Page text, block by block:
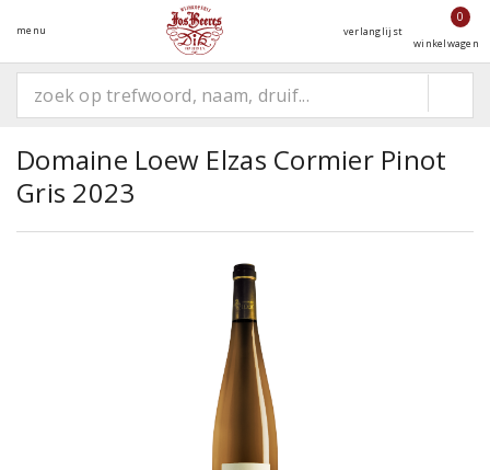
menu verlanglijst
0
winkelwagen
Domaine Loew Elzas Cormier Pinot
Gris 2023